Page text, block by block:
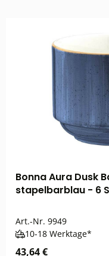
Bonna Aura Dusk
stapelbarblau - 6
Art.-Nr. 9949
10-18 Werktage*
43,64 €